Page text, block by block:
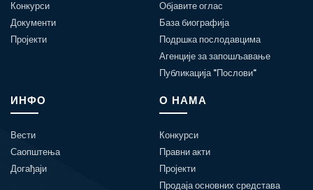
Конкурси
Документи
Пројекти
Објавите оглас
База биографија
Подршка послодавцима
Агенције за запошљавање
Публикација "Послови"
ИНФО
Вести
Саопштења
Догађаји
О НАМА
Конкурси
Правни акти
Пројекти
Продаја основних средстава